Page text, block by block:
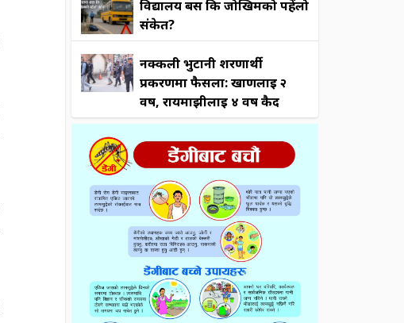
विद्यालय बस कि जोखिमको पहेंलो
संकेत?
नक्कली भुटानी शरणार्थी
प्रकरणमा फैसला: खाणलाई २
वर्ष, रायमाझीलाई ४ वर्ष कैद